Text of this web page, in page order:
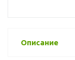
Описание